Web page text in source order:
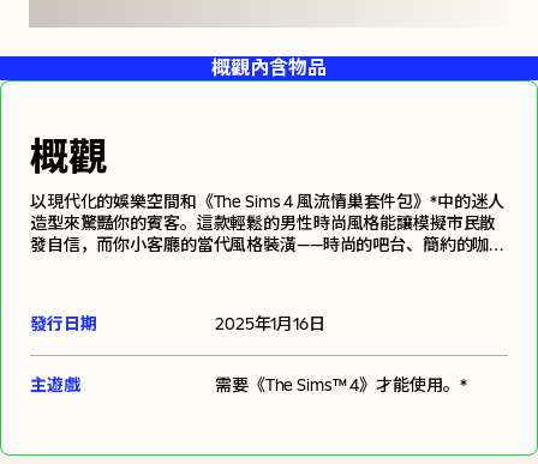
概觀內含物品
概觀
以現代化的娛樂空間和《The Sims 4 風流情巢套件包》*中的迷人
造型來驚豔你的賓客。這款輕鬆的男性時尚風格能讓模擬市民散
發自信，而你小客廳的當代風格裝潢——時尚的吧台、簡約的咖啡
發行日期 2025年1月16日
主遊戲 需要《The Sims™ 4》才能使用。*